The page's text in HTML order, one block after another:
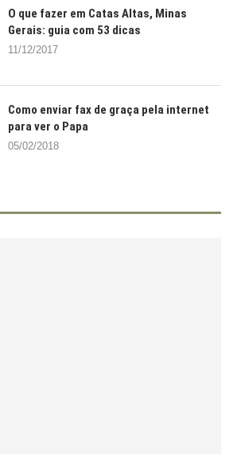
O que fazer em Catas Altas, Minas
Gerais: guia com 53 dicas
11/12/2017
Como enviar fax de graça pela internet
para ver o Papa
05/02/2018